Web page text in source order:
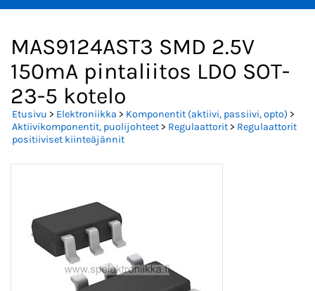
MAS9124AST3 SMD 2.5V
150mA pintaliitos LDO SOT-
23-5 kotelo
Etusivu > Elektroniikka > Komponentit (aktiivi, passiivi, opto) >
Aktiivikomponentit, puolijohteet> Regulaattorit> Regulaattorit
positiiviset kiinteäjännit